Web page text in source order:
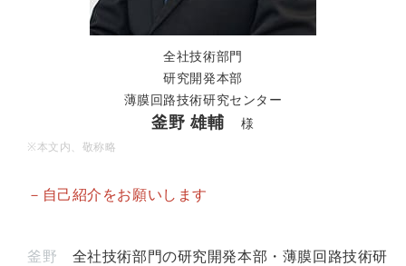
全社技術部門
研究開発本部
薄膜回路技術研究センター
釜野 雄輔 様
※本文内、敬称略
－自己紹介をお願いします
釜野 全社技術部門の研究開発本部・薄膜回路技術研